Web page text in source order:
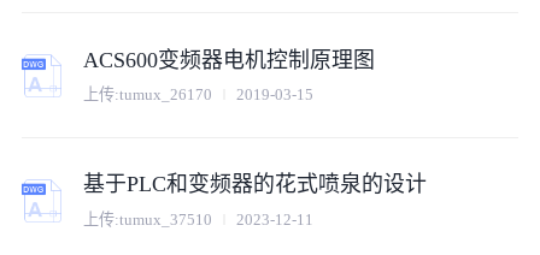
ACS600变频器电机控制原理图
上传:tumux_26170 2019-03-15
基于PLC和变频器的花式喷泉的设计
上传:tumux_37510 2023-12-11